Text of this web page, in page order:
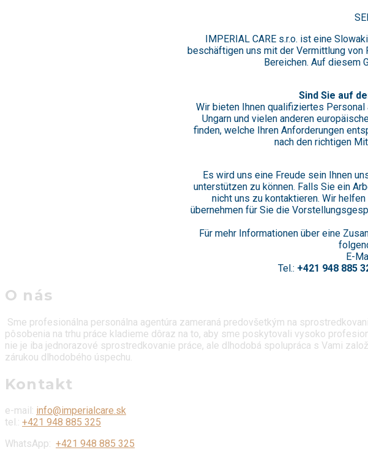
IMPERIAL CARE s.r.o. ist eine
beschäftigen uns mit der Vermittlung
Bereichen. Auf diesem
Sind Sie auf
Wir bieten Ihnen qualifiziertes
Ungarn und vielen anderen
finden, welche Ihren Anforderungen
nach den richtigen
Es wird uns eine Freude sein Ihnen
unterstützen zu können. Falls Sie ein
nicht uns zu kontaktieren. Wir
übernehmen für Sie die
Für mehr Informationen über eine
E-
Tel.: +421 948 885
O nás
Sme profesionálna personálna agentúra zameraná predovšetkým na
pôsobenia na trhu práce kladieme dôraz na to, aby sme poskytovali vysoko
nie je iba jednorazové sprostredkovanie práce, ale dlhodobá spolupráca s Vami
zárukou dlhodobého úspechu.
Kontakt
e-mail: info@imperialcare.sk
tel.: +421 948 885 325
WhatsApp: +421 948 885 325